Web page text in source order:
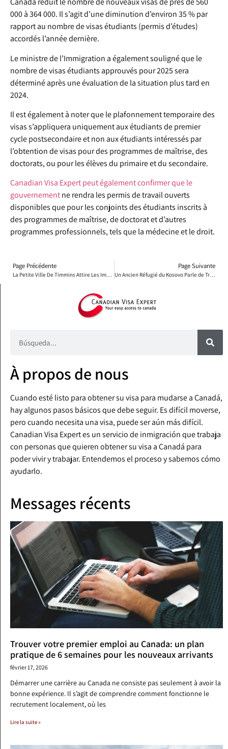
000 à 364 000. Il s’agit d’une diminution d’environ 35 % par
rapport au nombre de visas étudiants (permis d’études)
accordés l’année dernière.
Le ministre de l’Immigration a également souligné que le
nombre de visas étudiants approuvés pour 2025 sera
déterminé après une évaluation de la situation plus tard en
2024.
Il est également à noter que le plafonnement temporaire des
visas s’appliquera uniquement aux étudiants de premier
cycle postsecondaire et non aux étudiants intéressés par
l’obtention de visas pour des programmes de maîtrise, des
doctorats, ou pour les élèves du primaire et du secondaire.
Canadian Visa Expert peut également confirmer que le
gouvernementne rendra les permis de travail ouverts
disponibles que pour les conjoints des étudiants inscrits à
des programmes de maîtrise, de doctorat et d’autres
programmes professionnels, tels que la médecine et le droit.
Page Précédente Page Suivante
Un Ancien Réfugié du Kosovo Parle de Trouver la Sécurité au Canada
À propos de nous
Cuando esté listo para obtener su visa para mudarse a Canadá,
hay algunos pasos básicos que debe seguir. Es difícil moverse,
pero cuando necesita una visa, puede ser aún más difícil.
Canadian Visa Expert es un servicio de inmigración que trabaja
con personas que quieren obtener su visa a Canadá para
poder vivir y trabajar. Entendemos el proceso y sabemos cómo
ayudarlo.
Messages récents
Trouver votre premier emploi au Canada: un plan
pratique de 6 semaines pour les nouveaux arrivants
février 17, 2026
Démarrer une carrière au Canada ne consiste pas seulement à avoir la
bonne expérience. Il s’agit de comprendre comment fonctionne le
recrutement localement, où les
Lire la suite »